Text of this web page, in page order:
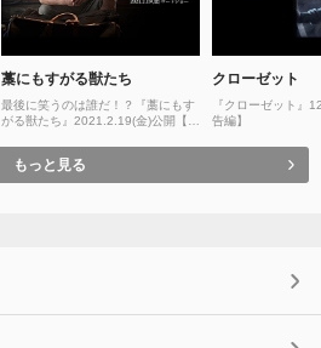
藁にもすがる獣たち
最後に笑うのは誰だ！？『藁にもす
がる獣たち』2021.2.19(金)公開【予
クローゼット
『クローゼット』
告編】
もっと見る